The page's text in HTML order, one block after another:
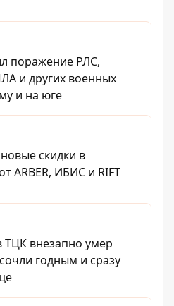
поражение РЛС,
и других военных
и на юге
скидки в
ARBER, ИБИС и RIFT
внезапно умер
годным и сразу